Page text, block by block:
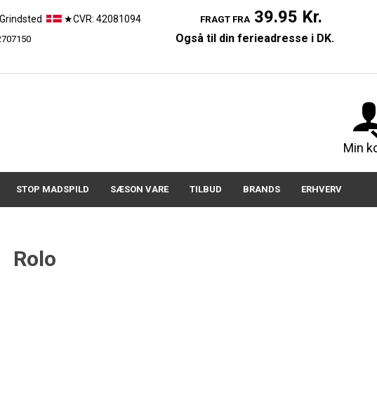
★CVR: 42081094 FRAGT FRA 39.95 Kr.
Også til din ferieadresse i DK.
Min
STOP MADSPILD SÆSON VARE TILBUD BRANDS ERHVERV
Rolo